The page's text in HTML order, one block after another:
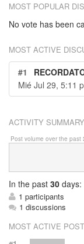
MOST POPULAR
No vote has been
MOST ACTIVE
#1
RECORDATORIO:📢
Mié Jul 29, 5:11
ACTIVITY SUMMARY
Post volume over the past
In the past 30 days:
1 participants
1 discussions
MOST ACTIVE